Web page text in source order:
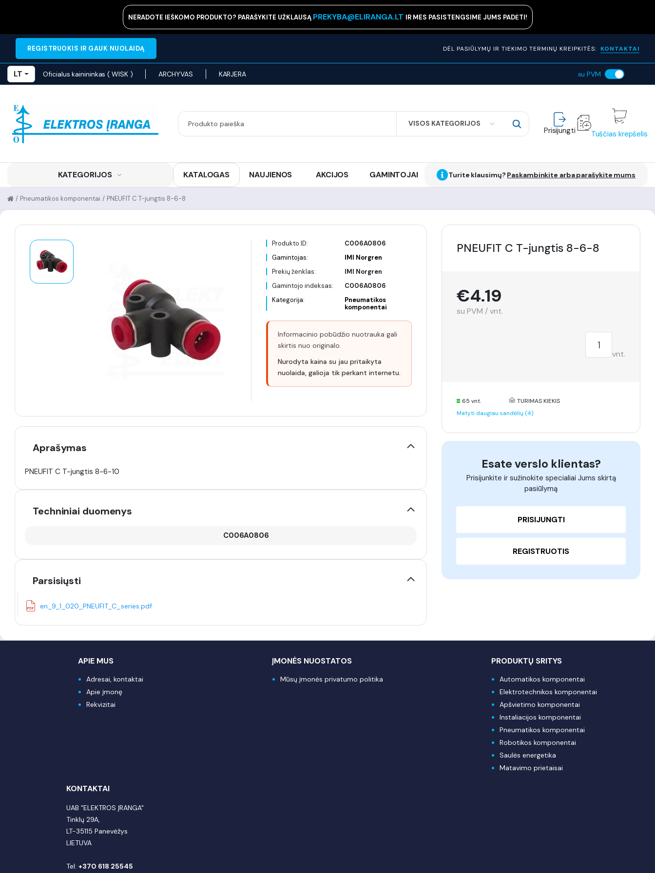
NERADOTE IEŠKOMO PRODUKTO? PARAŠYKITE UŽKLAUSĄ PREKYBA@ELIRANGA.LT IR MES PASISTENGSIME JUMS PADĖTI!
REGISTRUOKIS IR GAUK NUOLAIDĄ DĖL PASIŪLYMŲ IR TIEKIMO TERMINŲ KREIPKITĖS: KONTAKTAI
LT Oficialus kainininkas ( WISK ) ARCHYVAS KARJERA su PVM
VISOS KATEGORIJOS
SEARCH Prisijungti Tuščias krepšelis
KATEGORIJOS KATALOGAS NAUJIENOS AKCIJOS GAMINTOJAI Turite klausimų? Paskambinkite arba parašykite mums
PNEUFIT C T-jungtis 8-6-8
/
Pneumatikos komponentai
/
Produkto ID:
C006A0806
Gamintojas:
IMI Norgren
Prekių ženklas:
IMI Norgren
Gamintojo indeksas:
C006A0806
Kategorija:
Pneumatikos
komponentai
Informacinio pobūdžio nuotrauka gali
skirtis nuo originalo.
Nurodyta kaina su jau pritaikyta
nuolaida, galioja tik perkant internetu.
Aprašymas
PNEUFIT C T-jungtis 8-6-10
Techniniai duomenys
C006A0806
Parsisiųsti
en_9_1_020_PNEUFIT_C_series.pdf
PNEUFIT C T-jungtis 8-6-8
€4.19
su PVM / vnt.
vnt.
65 vnt.
TURIMAS KIEKIS
Matyti daugiau sandėlių (4)
Esate verslo klientas?
Prisijunkite ir sužinokite specialiai Jums skirtą
pasiūlymą
PRISIJUNGTI
REGISTRUOTIS
APIE MUS
Adresai, kontaktai
Apie įmonę
Rekvizitai
ĮMONĖS NUOSTATOS
Mūsų įmonės privatumo politika
PRODUKTŲ SRITYS
Automatikos komponentai
Elektrotechnikos komponentai
Apšvietimo komponentai
Instaliacijos komponentai
Pneumatikos komponentai
Robotikos komponentai
Saulės energetika
Matavimo prietaisai
KONTAKTAI
UAB "ELEKTROS ĮRANGA"
Tinklų 29A,
LT-35115 Panevėžys
LIETUVA
Tel:+370 618 25545